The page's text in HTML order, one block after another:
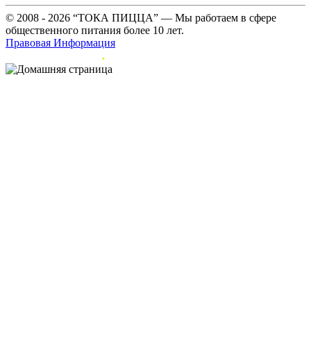
© 2008 - 2026 “ТОКА ПИЦЦА” — Мы работаем в сфере
общественного питания более 10 лет.
Правовая Информация